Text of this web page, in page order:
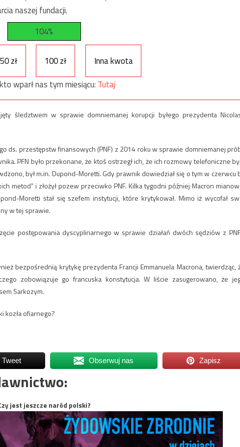
naszej fundacji.
104%
50 zł 100 zł
Inna kwota
wparł nas tym miesiącu: Tutaj
śledztwem w sprawie domniemanej korupcji byłego prezydenta
ds. przestępstw finansowych (PNF) z 2014 roku w sprawie domniemanej
PFN było przekonane, że ktoś ostrzegł ich, że ich rozmowy telefoniczne
był m.in. Dupond-Moretti. Gdy prawnik dowiedział się o tym w czerwcu
metod” i złożył pozew przeciwko PNF. Kilka tygodni później Macron
Moretti stał się szefem instytucji, które krytykował. Mimo iż wycofał
w tej sprawie.
postępowania dyscyplinarnego w sprawie działań dwóch sędziów z
bezpośrednią krytykę prezydenta Francji Emmanuela Macrona, twierdząc,
zobowiązuje go francuska konstytucja. W liście zasugerowano, że
Sarkozym.
kozła ofiarnego?
Tweet Obserwuj nas Zapisz
jest jeszcze naród polski?